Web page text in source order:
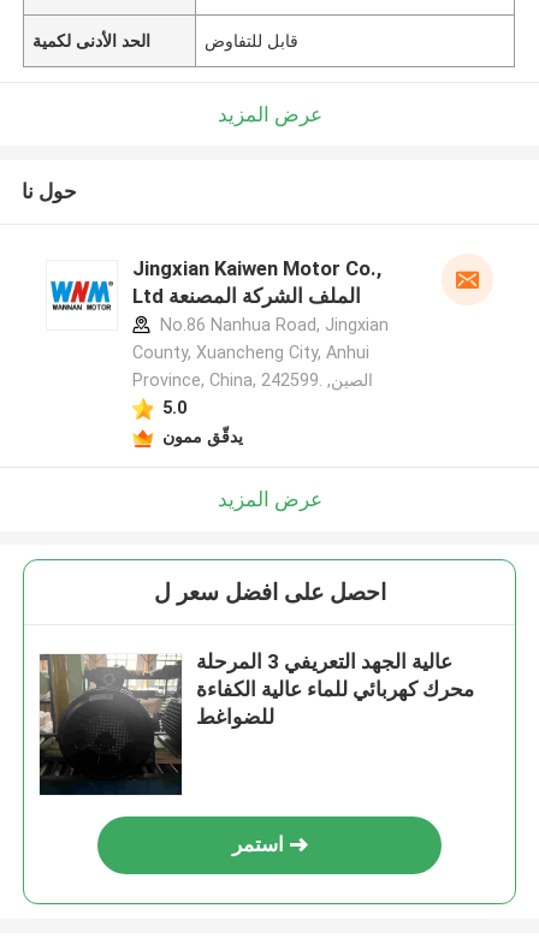
الحد الأدنى لكمية قابل للتفاوض
عرض المزيد
حول نا
Jingxian Kaiwen Motor Co.,
Ltd الملف الشركة المصنعة
No.86 Nanhua Road, Jingxian
County, Xuancheng City, Anhui
Province, China, 242599. ,الصين
5.0
يدقّق ممون
عرض المزيد
احصل على افضل سعر ل
عالية الجهد التعريفي 3 المرحلة
محرك كهربائي للماء عالية الكفاءة
للضواغط
استمر